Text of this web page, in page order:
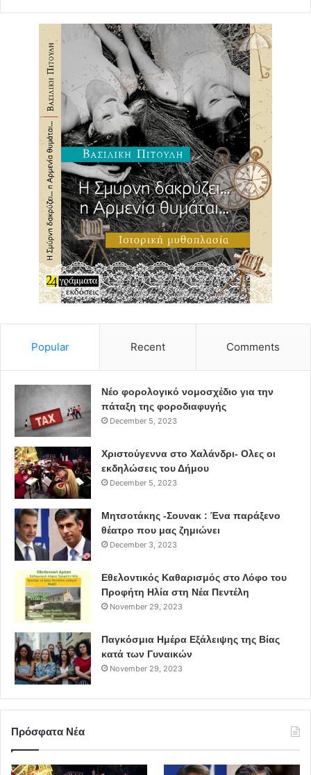
Popular Recent Comments
Νέο φορολογικό νομοσχέδιο για την
πάταξη της φοροδιαφυγής
December 5, 2023
Χριστούγεννα στο Χαλάνδρι- Ολες οι
εκδηλώσεις του Δήμου
December 5, 2023
Μητσοτάκης -Σουνακ : Ένα παράξενο
θέατρο που μας ζημιώνει
December 3, 2023
Εθελοντικός Καθαρισμός στο Λόφο του
Προφήτη Ηλία στη Νέα Πεντέλη
November 29, 2023
Παγκόσμια Ημέρα Εξάλειψης της Βίας
κατά των Γυναικών
November 29, 2023
Πρόσφατα Νέα